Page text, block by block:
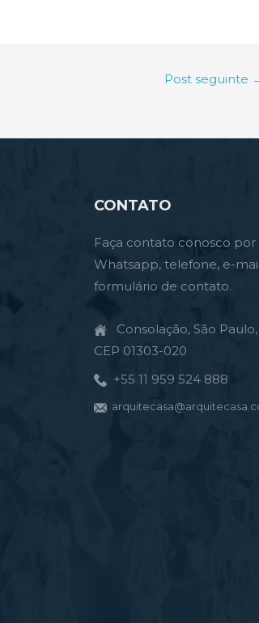
Post seguinte
CONTATO
Faça contato conosco por
Whatsapp, telefone, e-
formulário de contato.
Consolação, São Paulo,
CEP 01303-020
+55 11 959 524 888